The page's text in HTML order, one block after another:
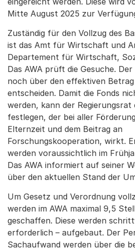
Mitte August 2025 zur
Zuständig für den Vollzug des
ist das Amt für Wirtschaft und
Departement für Wirtschaft,
Das AWA prüft die Gesuche.
noch über den effektiven
entscheiden. Damit die Fonds
werden, kann der Regierungsrat
festlegen, der bei aller
Elternzeit und dem Beitrag an
Forschungskooperation, wirkt.
werden voraussichtlich im
Das AWA informiert auf seiner
über den aktuellen Stand der
Um Gesetz und Verordnung
werden im AWA maximal 9,5
geschaffen. Diese werden
erforderlich – aufgebaut. Der
Sachaufwand werden über die